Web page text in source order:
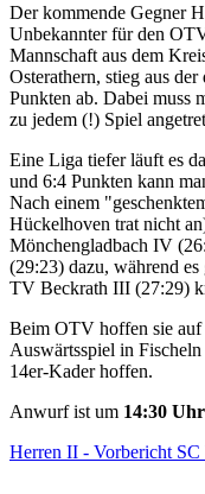
Der kommende Gegner
Unbekannter für den
Mannschaft aus dem
Osterathern, stieg aus
Punkten ab. Dabei muss
zu jedem (!) Spiel
Eine Liga tiefer läuft es
und 6:4 Punkten kann
Nach einem
Hückelhoven trat nicht
Mönchengladbach IV
(29:23) dazu, während
TV Beckrath III (27:29)
Beim OTV hoffen sie auf
Auswärtsspiel in
14er-Kader hoffen.
Anwurf ist um 14:30 Uhr
Herren II - Vorbericht SC